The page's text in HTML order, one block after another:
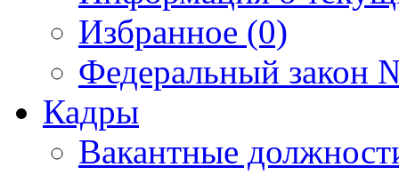
Избранное (0)
Федеральный закон
Кадры
Вакантные